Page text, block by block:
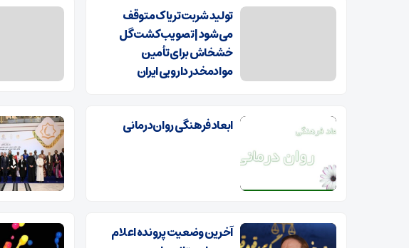
تولید شربت تریاک متوقف
می‌شود | تصویب کشت گل
خشخاش برای تأمین
موادمخدر دارویی ایران
ابعاد فرهنگی روان‌درمانی
آخرین وضعیت پرونده اعلام